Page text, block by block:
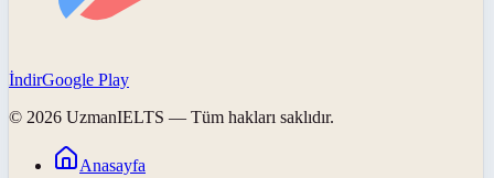
İndirGoogle Play
© 2026 UzmanIELTS — Tüm hakları saklıdır.
Anasayfa